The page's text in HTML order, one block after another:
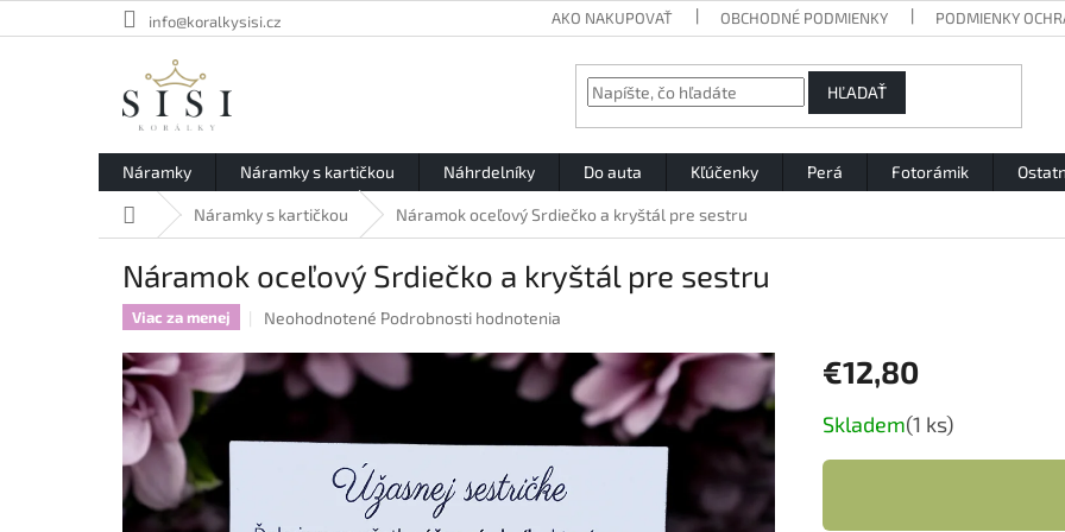
na
info@koralkysisi.cz AKO NAKUPOVAŤ OBCHODNÉ PODMIENKY PODMIENKY
HĽADAŤ
Náramky Náramky s kartičkou Náhrdelníky Do auta Kľúčenky Perá Fotorámik
DomovNáramky s kartičkou Náramok oceľový Srdiečko a kryštál pre sestru
Náramok oceľový Srdiečko a kryštál pre sestru
Viac za menej
Priemerné
produktu
hviezdičiek.
Neohodnotené Podrobnosti hodnotenia
€12,80
Jednotková
cena:
Skladem(1 ks)